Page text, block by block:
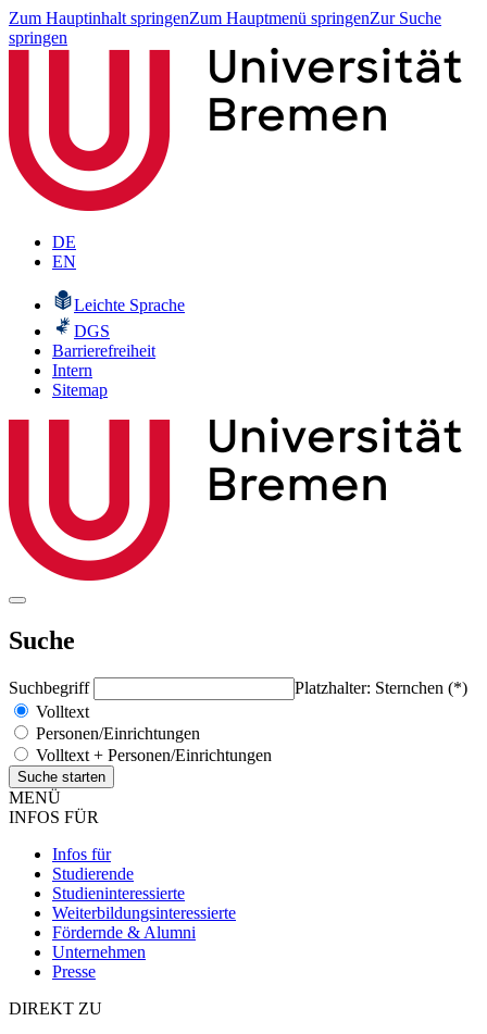
Zum Hauptinhalt springenZum Hauptmenü springenZur Suche
springen
DE
EN
Leichte Sprache
DGS
Barrierefreiheit
Intern
Sitemap
Suche
Suchbegriff
Platzhalter: Sternchen (*)
Volltext
Personen/Einrichtungen
Volltext + Personen/Einrichtungen
MENÜ
INFOS FÜR
Infos für
Studierende
Studieninteressierte
Weiterbildungsinteressierte
Fördernde & Alumni
Unternehmen
Presse
DIREKT ZU